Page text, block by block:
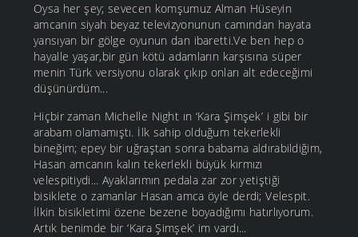
Oysa her şey; sevecen komşumuz Alman Hüseyin
amcanın siyah beyaz televizyonunun camından hayata
yansıyan bir gölge oyunun dan ibaretti.Ve ben hep o
hayalle yaşar,bir gün kötü adamların karşısına süper
menin Türk versiyonu olarak çıkıp onları alt edeceğimi
düşünürdüm...
Hiçbir zaman Michelle Night ın ‘Kara Şimşek’ i gibi bir
arabam olamamıştı. İlk sahip olduğum tekerlekli
bineğim; epey bir uğraştan sonra babama aldırabildiğim,
Hasan amcanın kalın tekerlekli büyük kırmızı
velespitiydi... Ayaklarımın pedala zar zor yetiştiği
bisiklete o zamanlar Hasan amca öyle derdi; Velespit.
İlkin bisikletimi özene bezene boyadığımı hatırlıyorum.
Artık benimde bir ‘Kara Şimşek’ im vardı...